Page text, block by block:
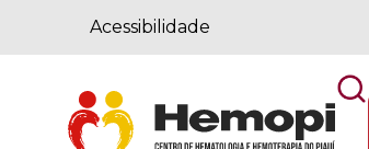
Acessibilidade